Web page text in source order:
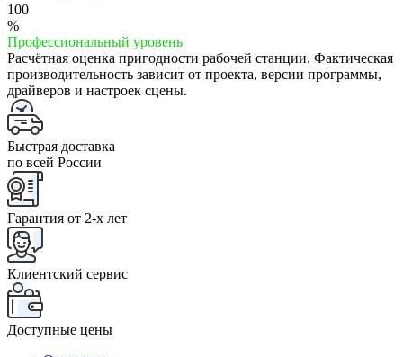
100
%
Профессиональный уровень
Расчётная оценка пригодности рабочей станции. Фактическая
производительность зависит от проекта, версии программы,
драйверов и настроек сцены.
Быстрая доставка
по всей России
Гарантия от 2-x лет
Клиентский сервис
Доступные цены